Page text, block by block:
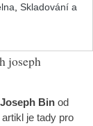
Skladování a
joseph
Bin od
je tady pro